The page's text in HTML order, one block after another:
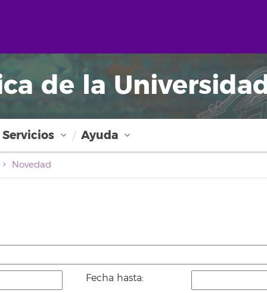
de la
Servicios Ayuda
Novedad
Fecha hasta: